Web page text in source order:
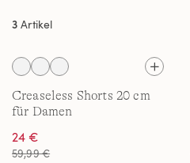
3 Artikel
Creaseless Shorts 20 cm
für Damen
24 €
59,99 €